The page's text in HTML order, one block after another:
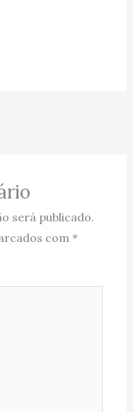
será publicado.
com *